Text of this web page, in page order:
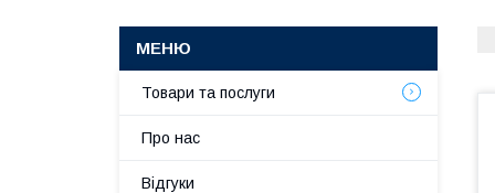
Товари та послуги
Про нас
Відгуки